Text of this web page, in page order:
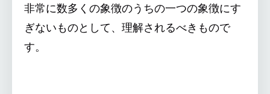
非常に数多くの象徴のうちの一つの象徴にす
ぎないものとして、理解されるべきもので
す。